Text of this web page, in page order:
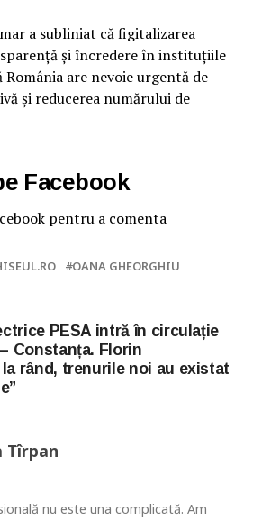
a subliniat că figitalizarea
şi încredere în instituţiile
România are nevoie urgentă de
şi reducerea numărului de
Facebook
pentru a comenta
OANA GHEORGHIU
PESA intră în circulație
Constanța. Florin
rând, trenurile noi au existat
Tîrpan
nu este una complicată. Am